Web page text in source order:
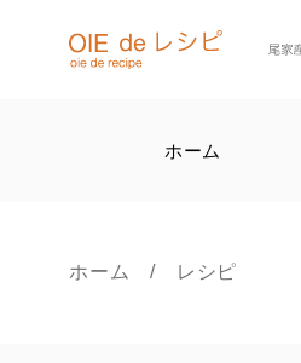
ホーム
ホーム/ レシピ